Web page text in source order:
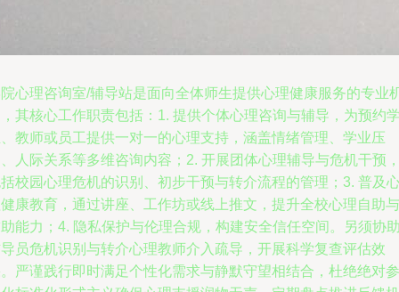
心理咨询室/辅导站是面向全体师生提供心理健康服务的专业
其核心工作职责包括：1. 提供个体心理咨询与辅导，为预约
教师或员工提供一对一的心理支持，涵盖情绪管理、学业压
人际关系等多维咨询内容；2. 开展团体心理辅导与危机干预
校园心理危机的识别、初步干预与转介流程的管理；3. 普及
康教育，通过讲座、工作坊或线上推文，提升全校心理自助与
能力；4. 隐私保护与伦理合规，构建安全信任空间。另须协
员危机识别与转介心理教师介入疏导，开展科学复查评估效
严谨践行即时满足个性化需求与静默守望相结合，杜绝绝对参